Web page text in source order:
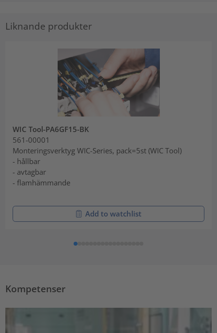
Liknande produkter
WIC Tool-PA6GF15-BK
561-00001
Monteringsverktyg WIC-Series, pack=5st (WIC Tool)
- hållbar
- avtagbar
- flamhämmande
Add to watchlist
Kompetenser